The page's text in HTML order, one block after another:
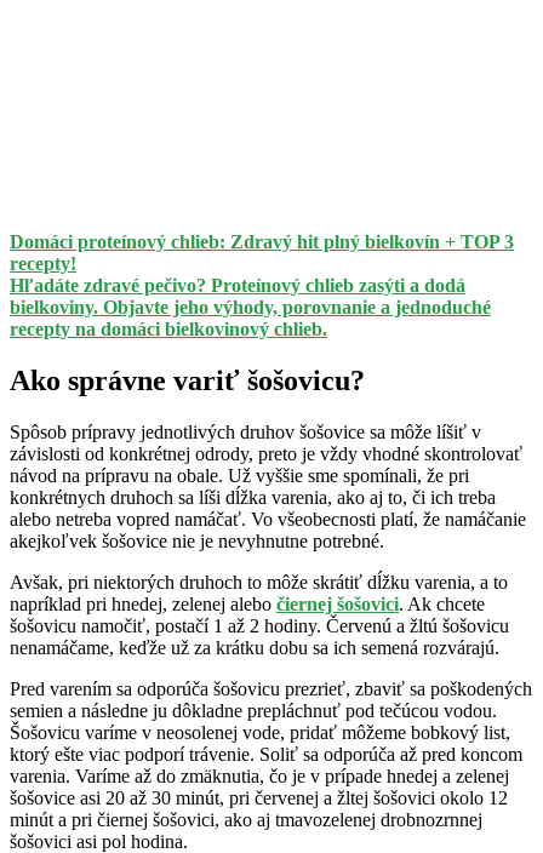
Domáci proteínový chlieb: Zdravý hit plný bielkovín + TOP 3
recepty!
Hľadáte zdravé pečivo? Proteínový chlieb zasýti a dodá
bielkoviny. Objavte jeho výhody, porovnanie a jednoduché
recepty na domáci bielkovinový chlieb.
Ako správne variť šošovicu?
Spôsob prípravy jednotlivých druhov šošovice sa môže líšiť v
závislosti od konkrétnej odrody, preto je vždy vhodné skontrolovať
návod na prípravu na obale. Už vyššie sme spomínali, že pri
konkrétnych druhoch sa líši dĺžka varenia, ako aj to, či ich treba
alebo netreba vopred namáčať. Vo všeobecnosti platí, že namáčanie
akejkoľvek šošovice nie je nevyhnutne potrebné.
Avšak, pri niektorých druhoch to môže skrátiť dĺžku varenia, a to
napríklad pri hnedej, zelenej alebo čiernej šošovici. Ak chcete
šošovicu namočiť, postačí 1 až 2 hodiny. Červenú a žltú šošovicu
nenamáčame, keďže už za krátku dobu sa ich semená rozvárajú.
Pred varením sa odporúča šošovicu prezrieť, zbaviť sa poškodených
semien a následne ju dôkladne prepláchnuť pod tečúcou vodou.
Šošovicu varíme v neosolenej vode, pridať môžeme bobkový list,
ktorý ešte viac podporí trávenie. Soliť sa odporúča až pred koncom
varenia. Varíme až do zmäknutia, čo je v prípade hnedej a zelenej
šošovice asi 20 až 30 minút, pri červenej a žltej šošovici okolo 12
minút a pri čiernej šošovici, ako aj tmavozelenej drobnozrnnej
šošovici asi pol hodina.